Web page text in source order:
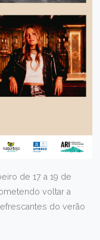
de 17 a 19 de
voltar a
do verão